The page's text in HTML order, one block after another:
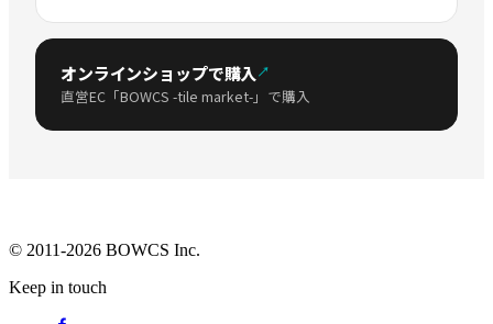
オンラインショップで購入↗
直営EC「BOWCS -tile market-」で購入
© 2011-2026 BOWCS Inc.
Keep in touch